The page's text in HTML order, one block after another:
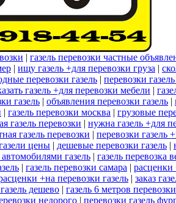
| газель перевозки частные
| ищу газель +для перевозки груза |
перевозки газель | перевозки
газель +для перевозки мебели |
газель | объявления перевозки газель |
| газель перевозки москва | грузовые
газель перевозки | нужна газель +для
газель перевозки | перевозки газель
цены | дешевые перевозки газель |
газель | газель перевозка
| газель перевозки самара | расценки
+на перевозки газель | заказ
дешево | газель 6 метров перевозки
недорого | перевозки газель